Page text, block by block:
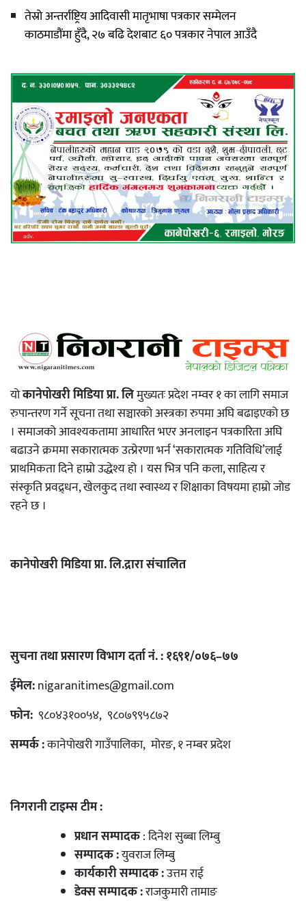
तेस्रो अन्तर्राष्ट्रिय आदिवासी मातृभाषा पत्रकार सम्मेलन
काठमाडौंमा हुँदै, २७ बढि देशबाट ६० पत्रकार नेपाल आउँदै
योकानेपोखरी मिडिया प्रा. लिमुख्यतः प्रदेश नम्वर १ का लागि समाज
रुपान्तरण गर्ने सूचना तथा सञ्चारको अस्त्रका रुपमा अघि बढाइएको छ
। समाजको आवश्यकतामा आधारित भएर अनलाइन पत्रकारिता अघि
बढाउने क्रममा सकारात्मक उत्प्रेरणा भर्न ‘सकारात्मक गतिविधि’लाई
प्राथमिकता दिने हाम्रो उद्धेश्य हो । यस भित्र पनि कला, साहित्य र
संस्कृति प्रवद्र्धन, खेलकुद तथा स्वास्थ्य र शिक्षाका विषयमा हाम्रो जोड
रहने छ ।
कानेपोखरी मिडिया प्रा. लि.द्रारा संचालित
सुचना तथा प्रसारण विभाग दर्ता नं. : १६९१/०७६–७७
ईमेल:nigaranitimes@gmail.com
फोन: ९८०४३१००५४, ९८०७९९५८७२
सम्पर्क :कानेपोखरी गाउँपालिका, मोरङ, १ नम्बर प्रदेश
निगरानी टाइम्स टीम :
प्रधान सम्पादक: दिनेश सुब्बा लिम्बु
सम्पादक :युवराज लिम्बु
कार्यकारी सम्पादक :उत्तम राई
डेक्स सम्पादक :राजकुमारी तामाङ